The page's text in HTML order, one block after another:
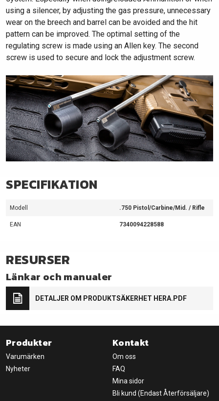
using a silencer, by adjusting the gas pressure, unnecessary
wear on the breech and barrel can be avoided and the hit
pattern can be improved. The optimal setting of the
regulating screw is made using an Allen key. The second
screw is used to secure and lock the adjustment screw.​
SPECIFIKATION
Modell .750 Pistol/Carbine/Mid. / Rifle
EAN 7340094228588
RESURSER
Länkar och manualer
DETALJER OM PRODUKTSÄKERHET HERA.PDF
Produkter
Varumärken
Nyheter
Kontakt
Om oss
FAQ
Mina sidor
Bli kund (Endast Återförsäljare)